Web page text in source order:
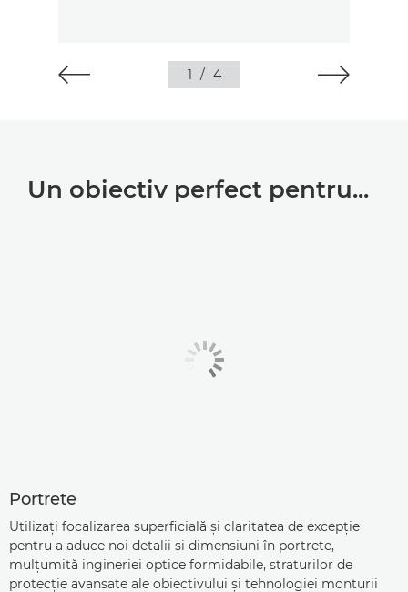
1 / 4
Un obiectiv perfect pentru...
Portrete
Utilizaţi focalizarea superficială şi claritatea de excepţie
pentru a aduce noi detalii şi dimensiuni în portrete,
mulţumită ingineriei optice formidabile, straturilor de
protecţie avansate ale obiectivului şi tehnologiei monturii